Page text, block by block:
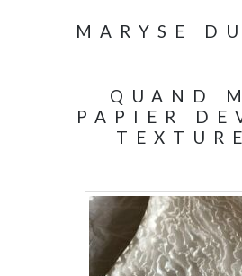
MARYSE
QUAND
PAPIER